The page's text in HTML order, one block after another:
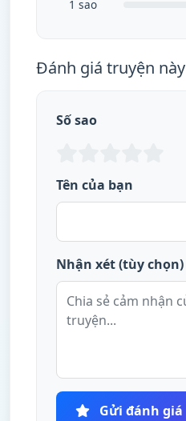
1 sao
Đánh giá truyện này
Số sao
Tên của bạn
Nhận xét (tùy chọn)
Gửi đánh giá